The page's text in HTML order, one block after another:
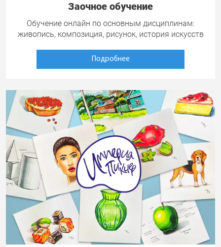
Заочное обучение
Обучение онлайн по основным дисциплинам:
живопись, композиция, рисунок, история искусств
Подробнее